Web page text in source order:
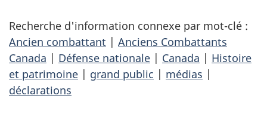
Recherche d'information connexe par mot-clé :
Ancien combattant | Anciens Combattants
Canada | Défense nationale | Canada | Histoire
et patrimoine | grand public | médias |
déclarations